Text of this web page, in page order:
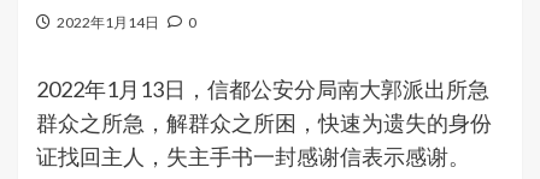
2022年1月14日 0
2022年1月13日，信都公安分局南大郭派出所急
群众之所急，解群众之所困，快速为遗失的身份
证找回主人，失主手书一封感谢信表示感谢。